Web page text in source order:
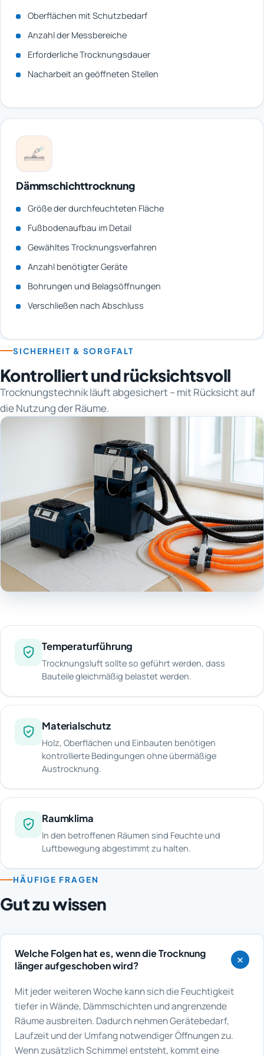
Oberflächen mit Schutzbedarf
Anzahl der Messbereiche
Erforderliche Trocknungsdauer
Nacharbeit an geöffneten Stellen
Dämmschichttrocknung
Größe der durchfeuchteten Fläche
Fußbodenaufbau im Detail
Gewähltes Trocknungsverfahren
Anzahl benötigter Geräte
Bohrungen und Belagsöffnungen
Verschließen nach Abschluss
SICHERHEIT & SORGFALT
Kontrolliert und rücksichtsvoll
Trocknungstechnik läuft abgesichert – mit Rücksicht auf
die Nutzung der Räume.
Temperaturführung
Trocknungsluft sollte so geführt werden, dass
Bauteile gleichmäßig belastet werden.
Materialschutz
Holz, Oberflächen und Einbauten benötigen
kontrollierte Bedingungen ohne übermäßige
Austrocknung.
Raumklima
In den betroffenen Räumen sind Feuchte und
Luftbewegung abgestimmt zu halten.
HÄUFIGE FRAGEN
Gut zu wissen
Welche Folgen hat es, wenn die Trocknung
länger aufgeschoben wird?
Mit jeder weiteren Woche kann sich die Feuchtigkeit
tiefer in Wände, Dämmschichten und angrenzende
Räume ausbreiten. Dadurch nehmen Gerätebedarf,
Laufzeit und der Umfang notwendiger Öffnungen zu.
Wenn zusätzlich Schimmel entsteht, kommt eine